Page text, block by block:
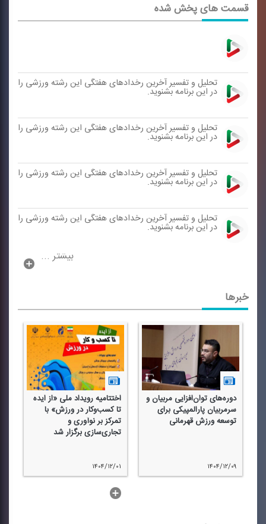
قسمت های پخش شده
تحلیل و تفسیر آخرین رخدادهای هفتگی این رشته ورزشی را
در این برنامه بشنوید.
تحلیل و تفسیر آخرین رخدادهای هفتگی این رشته ورزشی را
در این برنامه بشنوید.
تحلیل و تفسیر آخرین رخدادهای هفتگی این رشته ورزشی را
در این برنامه بشنوید.
تحلیل و تفسیر آخرین رخدادهای هفتگی این رشته ورزشی را
در این برنامه بشنوید.
بیشتر ...
خبرها
دوره‌های توان‌افزایی مربیان و
سرمربیان پارالمپیكی برای
توسعه ورزش قهرمانی
۱۴۰۴/۱۲/۰۹
اختتامیه رویداد ملی «از ایده
تا كسب‌وكار در ورزش» با
تمركز بر نوآوری و
تجاری‌سازی برگزار شد
۱۴۰۴/۱۲/۰۱